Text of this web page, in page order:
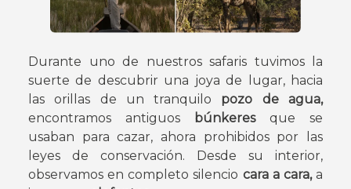
Durante uno de nuestros safaris tuvimos la
suerte de descubrir una joya de lugar, hacia
las orillas de un tranquilo pozo de agua,
encontramos antiguos búnkeres que se
usaban para cazar, ahora prohibidos por las
leyes de conservación. Desde su interior,
observamos en completo silencio cara a cara,a